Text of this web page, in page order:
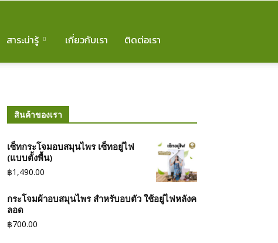
สาระน่ารู้ เกี่ยวกับเรา ติดต่อเรา
สินค้าของเรา
เซ็ทกระโจมอบสมุนไพร เซ็ทอยู่ไฟ
(แบบตั้งพื้น)
฿1,490.00
กระโจมผ้าอบสมุนไพร สำหรับอบตัว ใช้อยู่ไฟหลังค
ลอด
฿700.00